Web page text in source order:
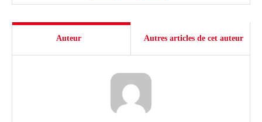
Auteur Autres articles de cet auteur